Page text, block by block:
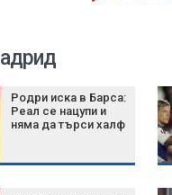
Родри иска в Барса:
Реал се нацупи и
няма да търси халф